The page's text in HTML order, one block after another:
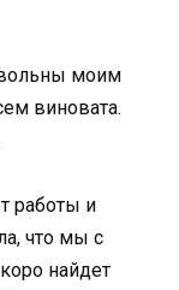
моим
виновата.
работы и
что мы с
найдет